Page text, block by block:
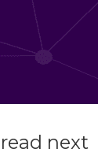
next